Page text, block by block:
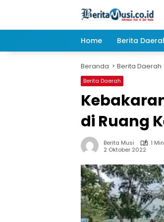
Home Berita
Beranda Berita Daerah
Berita Daerah
di Ruang
Berita Musi
1
2 Oktober 2022